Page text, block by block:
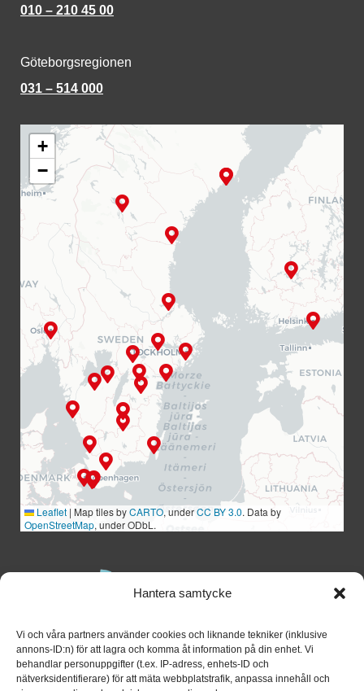
Hantera samtycke
Vi och våra partners använder cookies och liknande tekniker (inklusive
annons-ID:n) för att lagra och komma åt information på din enhet. Vi
behandlar personuppgifter (t.ex. IP-adress, enhets-ID och
nätverksidentifierare) för att mäta webbplatstrafik, anpassa innehåll och
010 – 210 45 00
Göteborgsregionen
031 – 514 000
+
−
Leaflet | Map tiles byCARTO, underCC BY 3.0. Data by
OpenStreetMap, under ODbL.